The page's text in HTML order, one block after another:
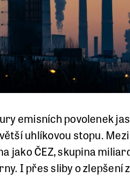
emisních povolenek
uhlíkovou stopu.
jako ČEZ, skupina
I přes sliby o zlepšení